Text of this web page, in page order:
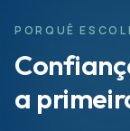
PORQUÊ
a